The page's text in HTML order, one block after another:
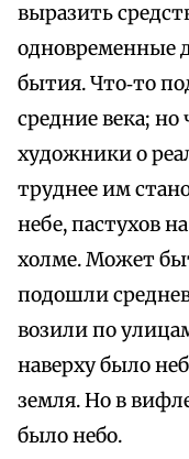
выразить
одновременные
бытия. Что‑то
средние века;
художники о
труднее им
небе, пастухов
холме. Может
подошли
возили по
наверху было
земля. Но в
было небо.